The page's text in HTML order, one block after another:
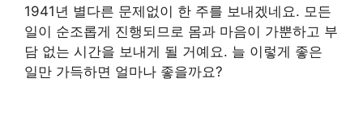
1941년 별다른 문제없이 한 주를 보내겠네요. 모든
일이 순조롭게 진행되므로 몸과 마음이 가뿐하고 부
담 없는 시간을 보내게 될 거예요. 늘 이렇게 좋은
일만 가득하면 얼마나 좋을까요?